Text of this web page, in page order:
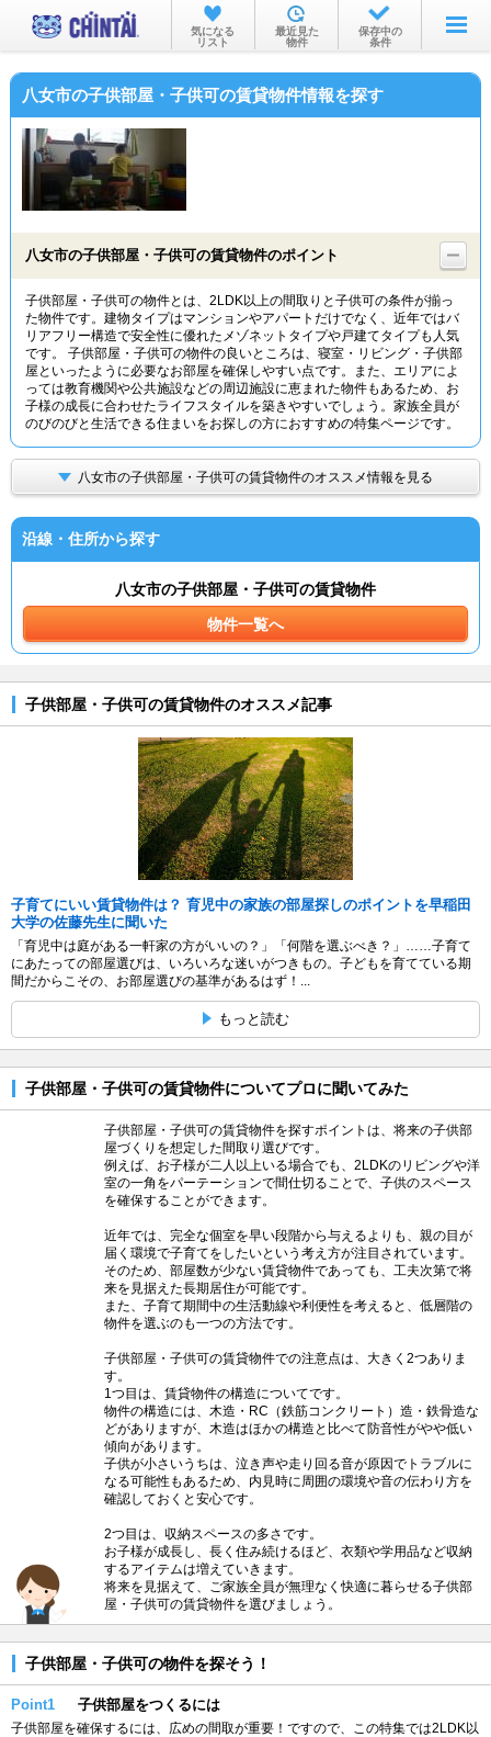
お部屋を探す
沿線・駅から
物件特集から
TOP
気になる
リスト
最近見た
物件
保存中の
条件
八女市の子供部屋・子供可の賃貸物件情報を探す
八女市の子供部屋・子供可の賃貸物件のポイント
子供部屋・子供可の物件とは、2LDK以上の間取りと子供可の条件が揃っ
た物件です。建物タイプはマンションやアパートだけでなく、近年ではバ
リアフリー構造で安全性に優れたメゾネットタイプや戸建てタイプも人気
です。 子供部屋・子供可の物件の良いところは、寝室・リビング・子供部
屋といったように必要なお部屋を確保しやすい点です。また、エリアによ
っては教育機関や公共施設などの周辺施設に恵まれた物件もあるため、お
子様の成長に合わせたライフスタイルを築きやすいでしょう。家族全員が
のびのびと生活できる住まいをお探しの方におすすめの特集ページです。
八女市の子供部屋・子供可の賃貸物件のオススメ情報を見る
沿線・住所から探す
八女市の子供部屋・子供可の賃貸物件
物件一覧へ
子供部屋・子供可の賃貸物件のオススメ記事
子育てにいい賃貸物件は？ 育児中の家族の部屋探しのポイントを早稲田
大学の佐藤先生に聞いた
「育児中は庭がある一軒家の方がいいの？」「何階を選ぶべき？」……子育て
にあたっての部屋選びは、いろいろな迷いがつきもの。子どもを育てている期
間だからこその、お部屋選びの基準があるはず！...
もっと読む
子供部屋・子供可の賃貸物件についてプロに聞いてみた
子供部屋・子供可の賃貸物件を探すポイントは、将来の子供部
屋づくりを想定した間取り選びです。
例えば、お子様が二人以上いる場合でも、2LDKのリビングや洋
室の一角をパーテーションで間仕切ることで、子供のスペース
を確保することができます。
近年では、完全な個室を早い段階から与えるよりも、親の目が
届く環境で子育てをしたいという考え方が注目されています。
そのため、部屋数が少ない賃貸物件であっても、工夫次第で将
来を見据えた長期居住が可能です。
また、子育て期間中の生活動線や利便性を考えると、低層階の
物件を選ぶのも一つの方法です。
子供部屋・子供可の賃貸物件での注意点は、大きく2つありま
す。
1つ目は、賃貸物件の構造についてです。
物件の構造には、木造・RC（鉄筋コンクリート）造・鉄骨造な
どがありますが、木造はほかの構造と比べて防音性がやや低い
傾向があります。
子供が小さいうちは、泣き声や走り回る音が原因でトラブルに
なる可能性もあるため、内見時に周囲の環境や音の伝わり方を
確認しておくと安心です。
2つ目は、収納スペースの多さです。
お子様が成長し、長く住み続けるほど、衣類や学用品など収納
するアイテムは増えていきます。
将来を見据えて、ご家族全員が無理なく快適に暮らせる子供部
屋・子供可の賃貸物件を選びましょう。
子供部屋・子供可の物件を探そう！
Point1 子供部屋をつくるには
子供部屋を確保するには、広めの間取が重要！ですので、この特集では2LDK以